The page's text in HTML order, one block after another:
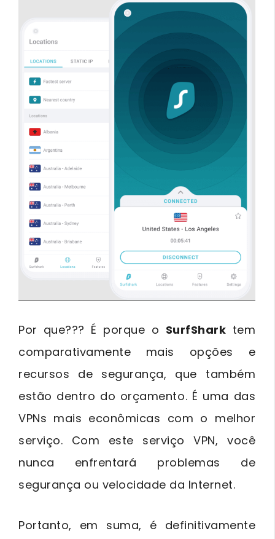
Por que??? É porque o SurfShark tem
comparativamente mais opções e
recursos de segurança, que também
estão dentro do orçamento. É uma das
VPNs mais econômicas com o melhor
serviço. Com este serviço VPN, você
nunca enfrentará problemas de
segurança ou velocidade da Internet.
Portanto, em suma, é definitivamente